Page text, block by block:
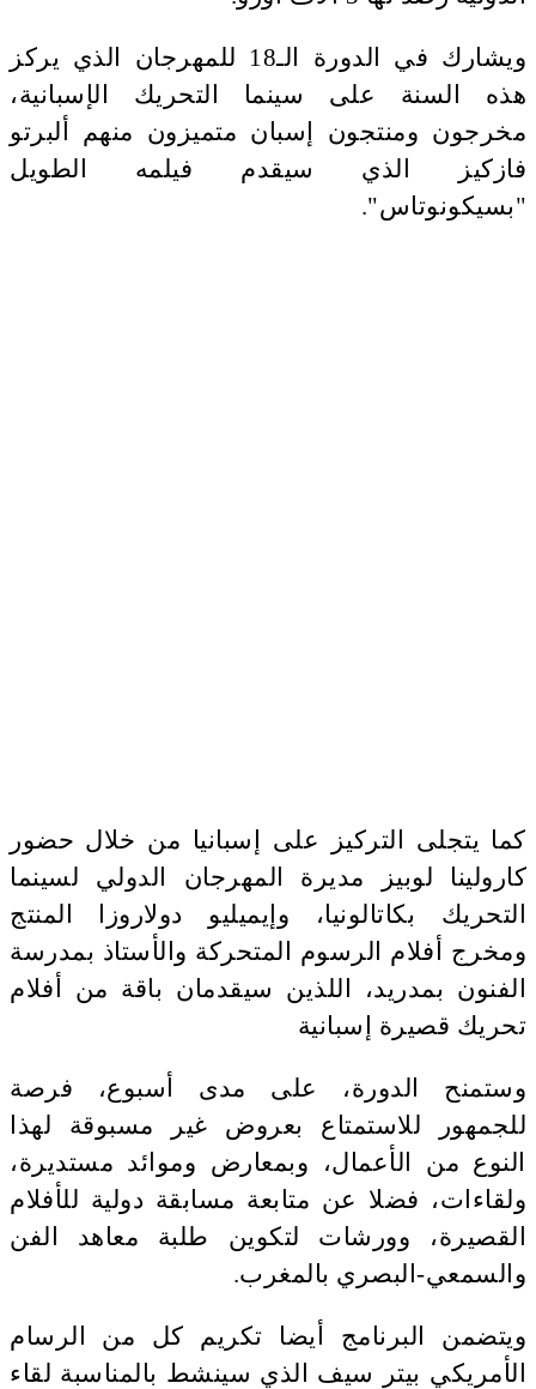
ويشارك في الدورة الـ18 للمهرجان الذي يركز
هذه السنة على سينما التحريك الإسبانية،
مخرجون ومنتجون إسبان متميزون منهم ألبرتو
فازكيز الذي سيقدم فيلمه الطويل
"بسيكونوتاس".
كما يتجلى التركيز على إسبانيا من خلال حضور
كارولينا لوبيز مديرة المهرجان الدولي لسينما
التحريك بكاتالونيا، وإيميليو دولاروزا المنتج
ومخرج أفلام الرسوم المتحركة والأستاذ بمدرسة
الفنون بمدريد، اللذين سيقدمان باقة من أفلام
تحريك قصيرة إسبانية
وستمنح الدورة، على مدى أسبوع، فرصة
للجمهور للاستمتاع بعروض غير مسبوقة لهذا
النوع من الأعمال، وبمعارض وموائد مستديرة،
ولقاءات، فضلا عن متابعة مسابقة دولية للأفلام
القصيرة، وورشات لتكوين طلبة معاهد الفن
والسمعي-البصري بالمغرب.
ويتضمن البرنامج أيضا تكريم كل من الرسام
الأمريكي بيتر سيف الذي سينشط بالمناسبة لقاء